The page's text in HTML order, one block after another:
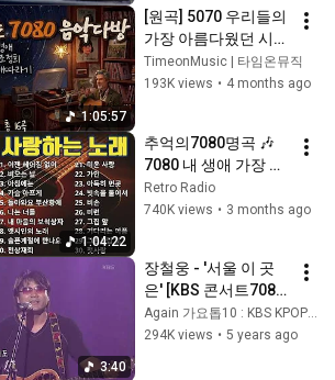
1:05:57
[원곡] 5070 우리들의
가장 아름다웠던 시
절... 전주만 들어도 설
레는 7080 음악다방
TimeonMusic | 타임온뮤직
193K views • 4 months ago
1:04:22
추억의7080명곡 🎶
7080 내 생애 가장 아
름다운 추억 🎶 광고
없는 7080 좋은노래
Retro Radio
740K views • 3 months ago
3:40
장철웅 - '서울 이 곳
은' [KBS 콘서트7080,
20060819] | Jang
Chul Woong
Again 가요톱10 : KBS KPOP Classic
294K views • 5 years ago